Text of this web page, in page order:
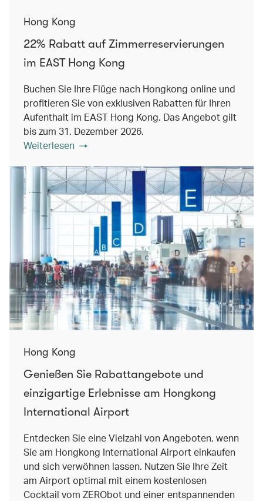
Hong Kong
22% Rabatt auf Zimmerreservierungen
im EAST Hong Kong
Buchen Sie Ihre Flüge nach Hongkong online und
profitieren Sie von exklusiven Rabatten für Ihren
Aufenthalt im EAST Hong Kong. Das Angebot gilt
bis zum 31. Dezember 2026.
Weiterlesen
Hong Kong
Genießen Sie Rabattangebote und
einzigartige Erlebnisse am Hongkong
International Airport
Entdecken Sie eine Vielzahl von Angeboten, wenn
Sie am Hongkong International Airport einkaufen
und sich verwöhnen lassen. Nutzen Sie Ihre Zeit
am Airport optimal mit einem kostenlosen
Cocktail vom ZERObot und einer entspannenden